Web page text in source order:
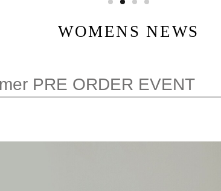
WOMENS NEWS
PRE ORDER EVENT